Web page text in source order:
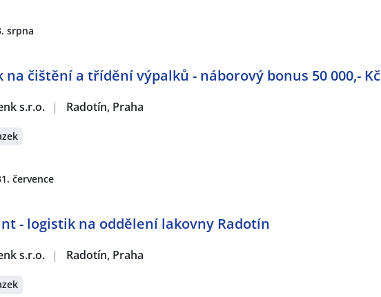
srpna
na čištění a třídění výpalků - náborový bonus 50 000,- Kč
s.r.o. | Radotín, Praha
července
- logistik na oddělení lakovny Radotín
s.r.o. | Radotín, Praha